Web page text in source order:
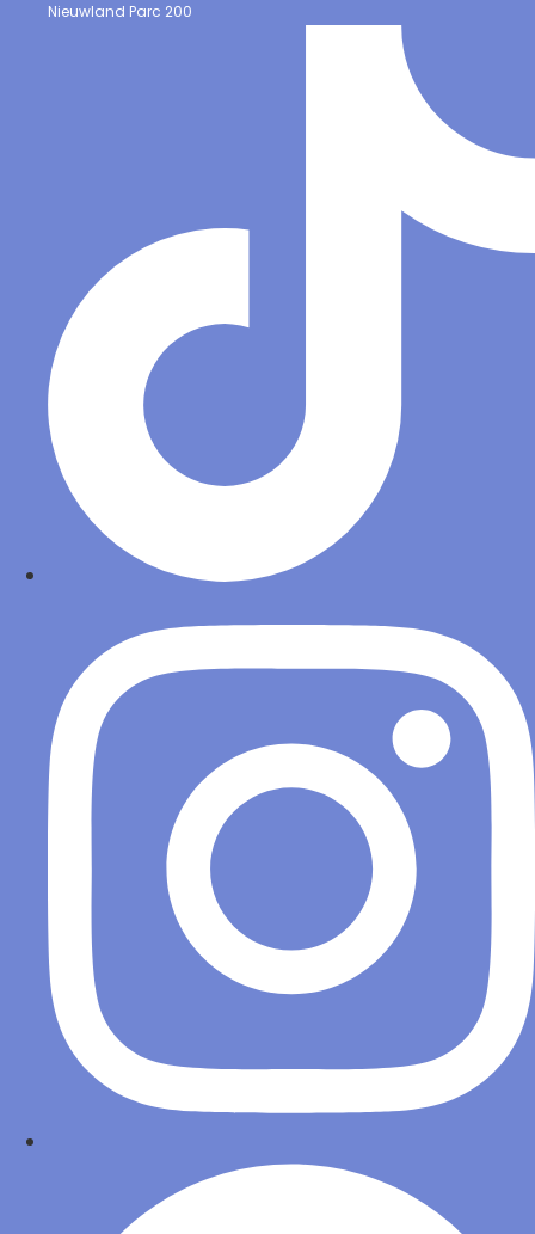
Nieuwland Parc 200